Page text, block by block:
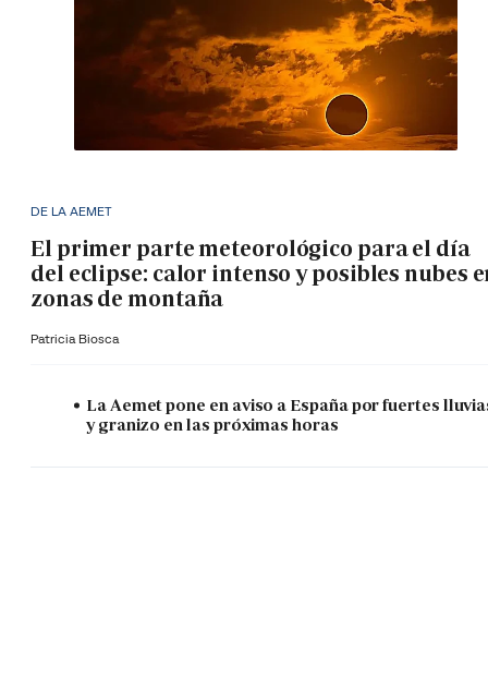
DE LA AEMET
El primer parte meteorológico para el día
del eclipse: calor intenso y posibles nubes
zonas de montaña
Patricia Biosca
La Aemet pone en aviso a España por fuertes
y granizo en las próximas horas